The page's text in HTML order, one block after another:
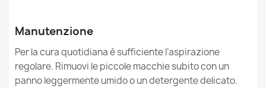
Tappeto BONO cerchio Lama crema / grigio chiaro
23,90 €
Manutenzione
Per la cura quotidiana è sufficiente l’aspirazione
regolare. Rimuovi le piccole macchie subito con un
panno leggermente umido o un detergente delicato.